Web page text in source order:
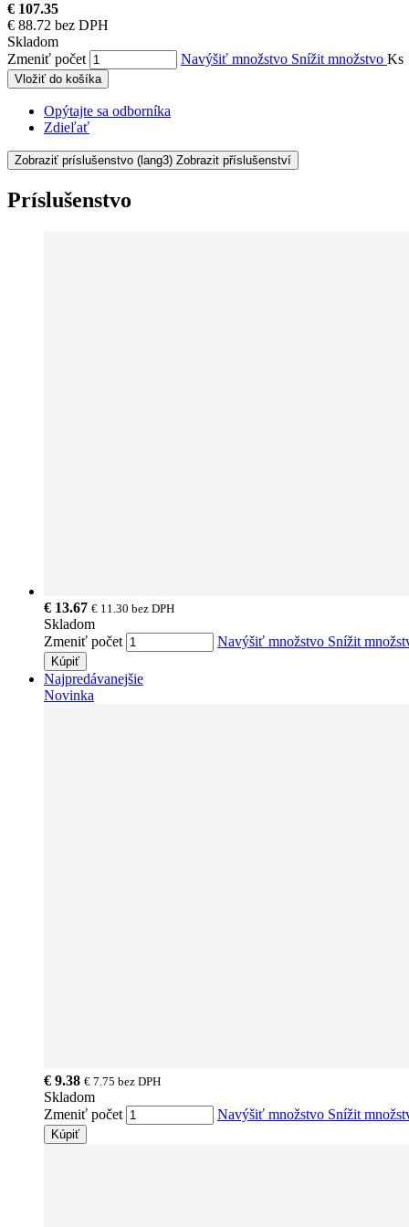
€ 107.35
€ 88.72 bez DPH
Skladom
Zmeniť počet
Navýšiť množstvo Snížit množstvo Ks
Vložiť do košíka
Opýtajte sa odborníka
Zdieľať
Zobraziť príslušenstvo (lang3) Zobrazit příslušenství
Príslušenstvo
€ 13.67 € 11.30 bez DPH
Skladom
Zmeniť počet
Navýšiť množstvo Snížit
Kúpiť
Najpredávanejšie
Novinka
€ 9.38 € 7.75 bez DPH
Skladom
Zmeniť počet
Navýšiť množstvo Snížit
Kúpiť